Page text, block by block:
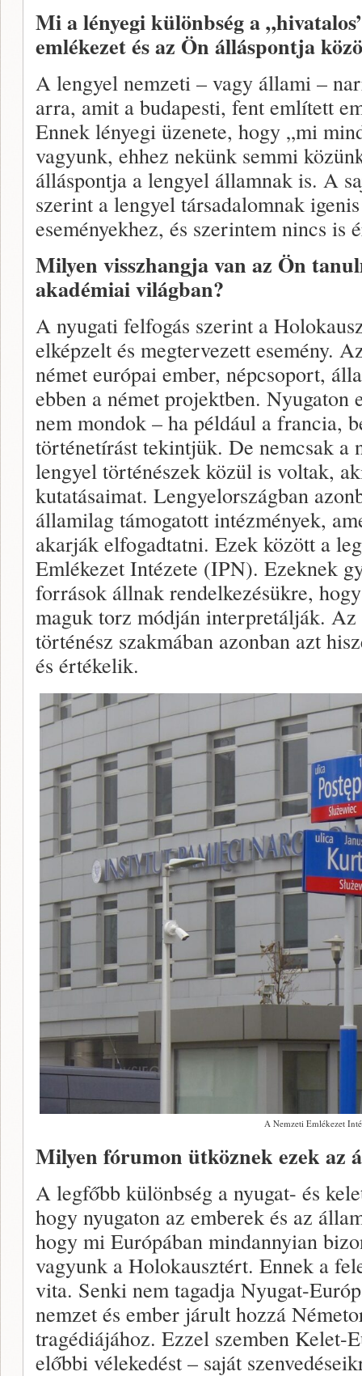
Mi a lényegi különbség a
emlékezet és az Ön álláspontja
A lengyel nemzeti – vagy állami –
arra, amit a budapesti, fent említett
Ennek lényegi üzenete, hogy „mi
vagyunk, ehhez nekünk semmi
álláspontja a lengyel államnak is. A
szerint a lengyel társadalomnak
eseményekhez, és szerintem nincs is
Milyen visszhangja van az Ön
akadémiai világban?
A nyugati felfogás szerint a
elképzelt és megtervezett esemény.
német európai ember, népcsoport,
ebben a német projektben. Nyugaton
nem mondok – ha például a francia,
történetírást tekintjük. De nemcsak a
lengyel történészek közül is voltak,
kutatásaimat. Lengyelországban
államilag támogatott intézmények,
akarják elfogadtatni. Ezek között a
Emlékezet Intézete (IPN). Ezeknek
források állnak rendelkezésükre,
maguk torz módján interpretálják.
történész szakmában azonban azt
és értékelik.
A Nemzeti Emlékezet
Milyen fórumon ütköznek ezek az
A legfőbb különbség a nyugat- és
hogy nyugaton az emberek és az
hogy mi Európában mindannyian
vagyunk a Holokausztért. Ennek a
vita. Senki nem tagadja Nyugat-
nemzet és ember járult hozzá
tragédiájához. Ezzel szemben Kelet-
előbbi vélekedést – saját